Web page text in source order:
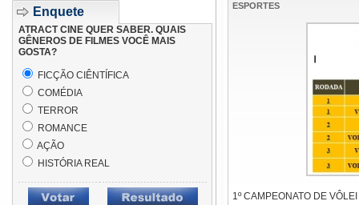
Enquete
ATRACT CINE QUER SABER. QUAIS
GÊNEROS DE FILMES VOCÊ MAIS
GOSTA?
FICÇÃO CIÊNTÍFICA
COMÉDIA
TERROR
ROMANCE
AÇÃO
HISTÓRIA REAL
ESPORTES
1º CAMPEONATO DE